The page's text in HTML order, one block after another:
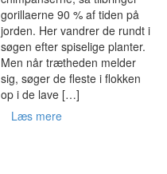
gorillaerne 90 % af tiden på
jorden. Her vandrer de rundt i
søgen efter spiselige planter.
Men når trætheden melder
sig, søger de fleste i flokken
op i de lave […]
Læs mere